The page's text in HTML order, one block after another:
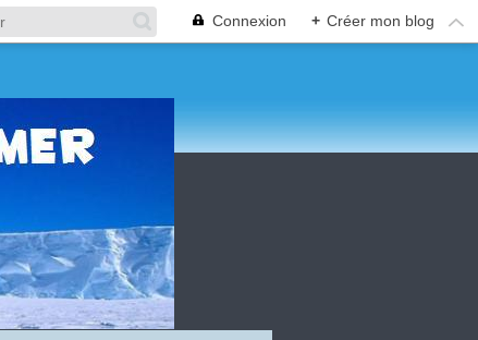
Connexion + Créer mon blog